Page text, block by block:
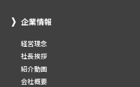
企業情報
経営理念
社長挨拶
紹介動画
会社概要